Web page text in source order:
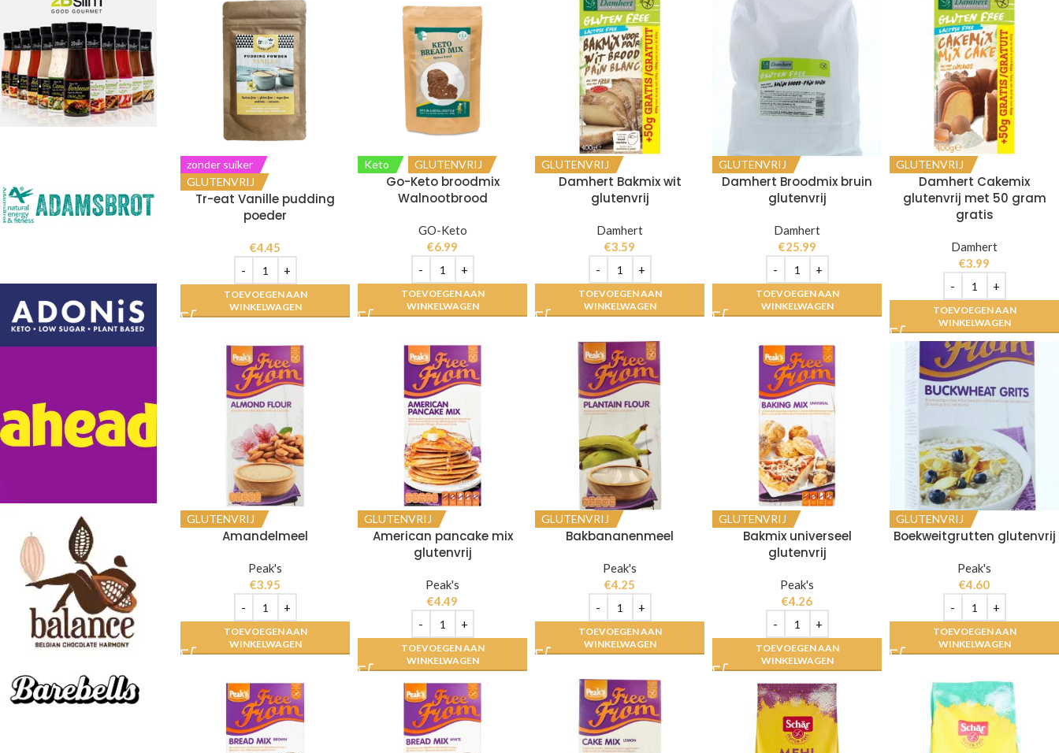
zonder suiker
GLUTENVRIJ
Tr-eat Vanille pudding
poeder
€4.45
TOEVOEGEN AAN
WINKELWAGEN
Keto GLUTENVRIJ
Go-Keto broodmix
Walnootbrood
GO-Keto
€6.99
TOEVOEGEN AAN
WINKELWAGEN
GLUTENVRIJ
Damhert Bakmix wit
glutenvrij
Damhert
€3.59
TOEVOEGEN AAN
WINKELWAGEN
GLUTENVRIJ
Damhert Broodmix bruin
glutenvrij
Damhert
€25.99
TOEVOEGEN AAN
WINKELWAGEN
GLUTENVRIJ
Damhert Cakemix
glutenvrij met 50 gram
gratis
Damhert
€3.99
TOEVOEGEN AAN
WINKELWAGEN
GLUTENVRIJ
Amandelmeel
Peak's
€3.95
TOEVOEGEN AAN
WINKELWAGEN
GLUTENVRIJ
American pancake mix
glutenvrij
Peak's
€4.49
TOEVOEGEN AAN
WINKELWAGEN
GLUTENVRIJ
Bakbananenmeel
Peak's
€4.25
TOEVOEGEN AAN
WINKELWAGEN
GLUTENVRIJ
Bakmix universeel
glutenvrij
Peak's
€4.26
TOEVOEGEN AAN
WINKELWAGEN
GLUTENVRIJ
Boekweitgrutten glutenvrij
Peak's
€4.60
TOEVOEGEN AAN
WINKELWAGEN